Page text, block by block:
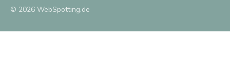
© 2026 WebSpotting.de